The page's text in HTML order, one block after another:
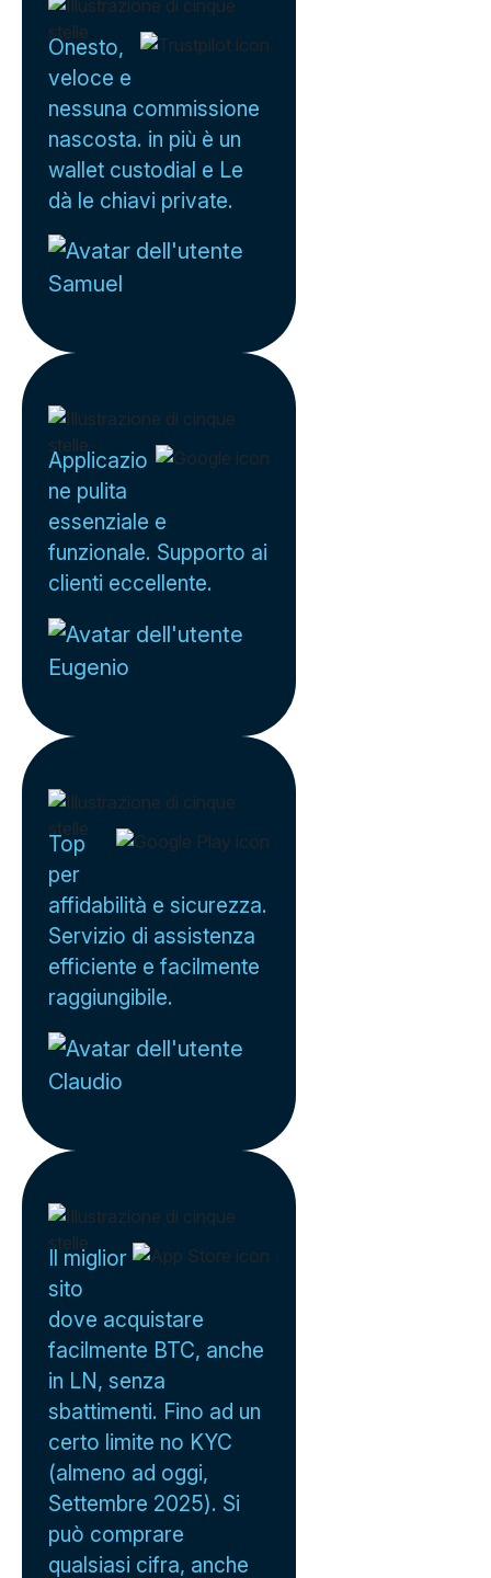
Onesto,
veloce e
nessuna commissione
nascosta. in più è un
wallet custodial e Le
dà le chiavi private.
Samuel
Applicazio
ne pulita
essenziale e
funzionale. Supporto ai
clienti eccellente.
Eugenio
Top
per
affidabilità e sicurezza.
Servizio di assistenza
efficiente e facilmente
raggiungibile.
Claudio
Il miglior
sito
dove acquistare
facilmente BTC, anche
in LN, senza
sbattimenti. Fino ad un
certo limite no KYC
(almeno ad oggi,
Settembre 2025). Si
può comprare
qualsiasi cifra, anche